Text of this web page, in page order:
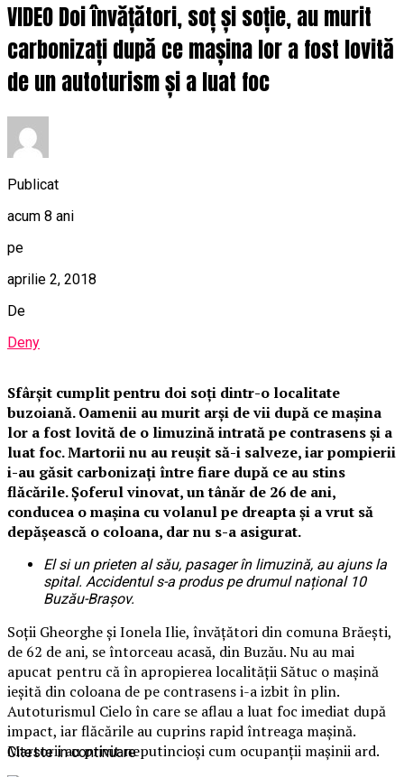
VIDEO Doi învățători, soț și soție, au murit
carbonizați după ce mașina lor a fost lovită
de un autoturism și a luat foc
Publicat
acum 8 ani
pe
aprilie 2, 2018
De
Deny
Sfârșit cumplit pentru doi soți dintr-o localitate
buzoiană. Oamenii au murit arși de vii după ce mașina
lor a fost lovită de o limuzină intrată pe contrasens și a
luat foc. Martorii nu au reușit să-i salveze, iar pompierii
i-au găsit carbonizați între fiare după ce au stins
flăcările. Șoferul vinovat, un tânăr de 26 de ani,
conducea o mașina cu volanul pe dreapta și a vrut să
depășească o coloana, dar nu s-a asigurat.
El si un prieten al său, pasager în limuzină, au ajuns la
spital. Accidentul s-a produs pe drumul național 10
Buzău-Brașov.
Soții Gheorghe şi IonelaIlie, învățători din comunaBrăeşti,
de 62 de ani, se întorceau acasă, din Buzău. Nu au mai
apucat pentru că în apropierea localității Sătuc o mașină
ieșită din coloana de pe contrasens i-a izbit în plin.
Autoturismul Cielo în care se aflau a luat foc imediat după
impact, iar flăcările au cuprins rapid întreaga mașină.
Martorii au privit neputincioși cum ocupanții mașinii ard.
Citeste in continuare